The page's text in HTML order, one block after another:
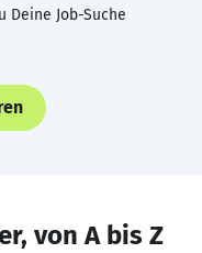
Deine Job-Suche
von A bis Z